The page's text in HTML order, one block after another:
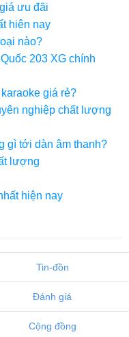
ưu đãi
hiên nay
nào?
203 XG chính
giá rẻ?
nghiệp chất lượng
gì tới dàn âm thanh?
lượng
hiện nay
Tin-đồn
Đánh giá
Cộng đồng